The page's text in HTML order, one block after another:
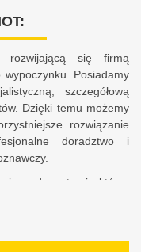
rozwijającą się firmą
Posiadamy
szczegółową
Dzięki temu możemy
rozwiązanie
doradztwo i
producentami, którzy
a także satysfakcję z
się 10-letnim